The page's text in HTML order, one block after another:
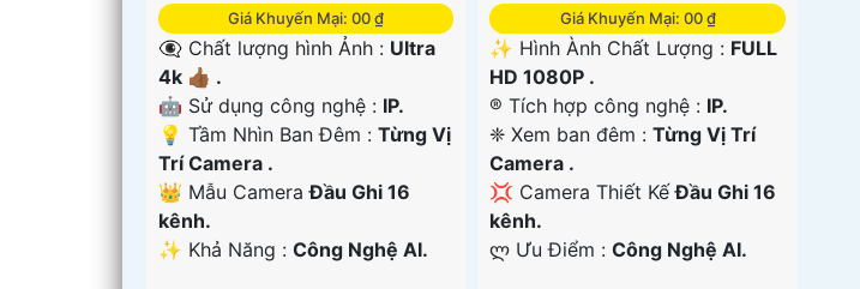
Giá Khuyến Mại: 00 ₫
👁️‍🗨 Chất lượng hình Ảnh : Ultra
4k 👍🏾 .
🤖️ Sử dụng công nghệ : IP.
💡 Tầm Nhìn Ban Đêm : Từng Vị
Trí Camera .
👑 Mẫu CameraĐầu Ghi 16
kênh.
️✨ Khả Năng : Công Nghệ AI.
Giá Khuyến Mại: 00 ₫
✨ Hình Ành Chất Lượng : FULL
HD 1080P .
®️ Tích hợp công nghệ : IP.
❈ Xem ban đêm :Từng Vị Trí
Camera .
💢 Camera Thiết KếĐầu Ghi 16
kênh.
️ლ Ưu Điểm :Công Nghệ AI.